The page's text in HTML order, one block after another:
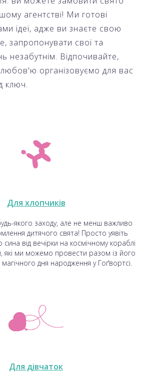
агентстві! Ми готові
ідеї, адже ви знаєте свою
запропонувати свої та
незабутнім. Відпочивайте,
організовуємо для вас
ключ.
Для хлопчиків
якого заходу, але не менш важливо
дитячого свята! Просто уявіть
від вечірки на космічному кораблі
які ми можемо провести разом із його
дня народження у Гоґвортсі.
Для дівчаток